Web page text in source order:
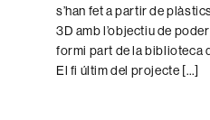
s’han fet a partir de
3D amb l’objectiu de
formi part de la biblioteca
El fi últim del projecte […]